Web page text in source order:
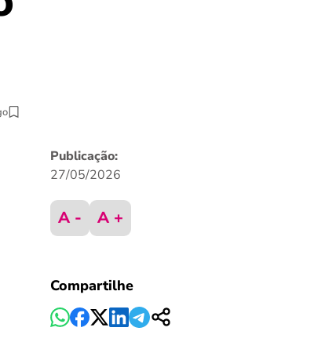
Publicação:
27/05/2026
A - A +
Compartilhe